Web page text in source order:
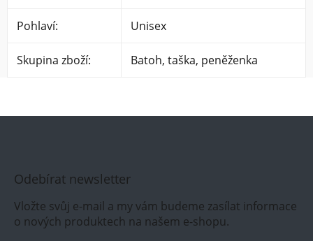
Pohlaví: Unisex
Skupina zboží: Batoh, taška, peněženka
Odebírat newsletter
Vložte svůj e-mail a my vám budeme zasílat informace
o nových produktech na našem e-shopu.